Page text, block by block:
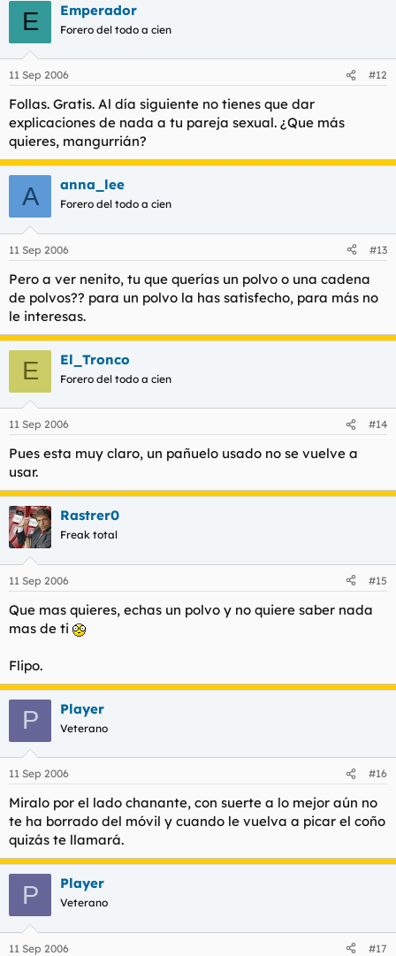
E Emperador
Forero del todo a cien
11 Sep 2006 #12
Follas. Gratis. Al día siguiente no tienes que dar
explicaciones de nada a tu pareja sexual. ¿Que más
quieres, mangurrián?
A anna_lee
Forero del todo a cien
11 Sep 2006 #13
Pero a ver nenito, tu que querías un polvo o una cadena
de polvos?? para un polvo la has satisfecho, para más no
le interesas.
E El_Tronco
Forero del todo a cien
11 Sep 2006 #14
Pues esta muy claro, un pañuelo usado no se vuelve a
usar.
Rastrer0
Freak total
11 Sep 2006 #15
Que mas quieres, echas un polvo y no quiere saber nada
mas de ti
Flipo.
P Player
Veterano
11 Sep 2006 #16
Miralo por el lado chanante, con suerte a lo mejor aún no
te ha borrado del móvil y cuando le vuelva a picar el coño
quizás te llamará.
P Player
Veterano
11 Sep 2006 #17